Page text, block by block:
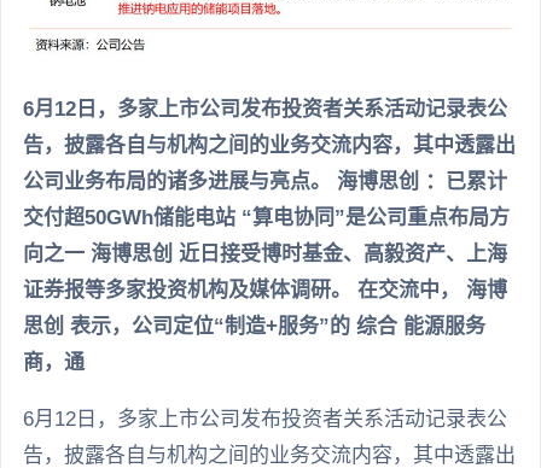
6月12日，多家上市公司发布投资者关系活动记录表公
告，披露各自与机构之间的业务交流内容，其中透露出
公司业务布局的诸多进展与亮点。 海博思创 ：已累计
交付超50GWh储能电站 “算电协同”是公司重点布局方
向之一 海博思创 近日接受博时基金、高毅资产、上海
证券报等多家投资机构及媒体调研。 在交流中， 海博
思创 表示，公司定位“制造+服务”的 综合 能源服务
商，通
6月12日，多家上市公司发布投资者关系活动记录表公
告，披露各自与机构之间的业务交流内容，其中透露出